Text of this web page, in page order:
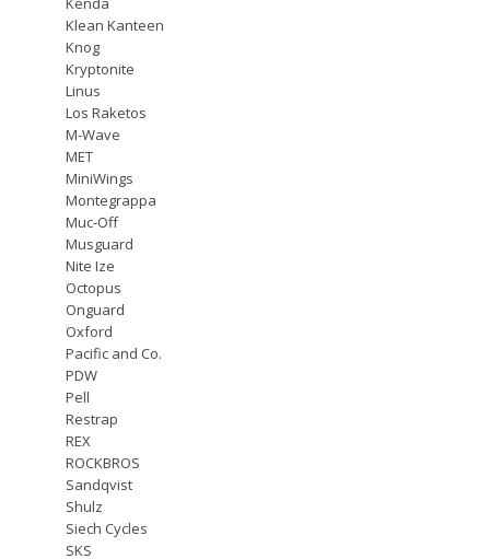
Klean Kanteen
Knog
Kryptonite
Linus
Los Raketos
M-Wave
MET
MiniWings
Montegrappa
Muc-Off
Musguard
Nite Ize
Octopus
Onguard
Oxford
Pacific and Co.
PDW
Pell
Restrap
REX
ROCKBROS
Sandqvist
Shulz
Siech Cycles
SKS